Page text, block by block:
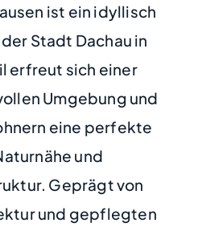
ist ein idyllisch
Stadt Dachau in
erfreut sich einer
Umgebung und
eine perfekte
und
Geprägt von
und gepflegten